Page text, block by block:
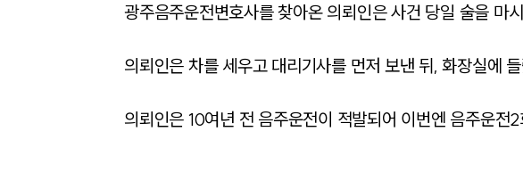
광주음주운전변호사를 찾아온 의뢰인은 사건 당일 술을 마
의뢰인은 차를 세우고 대리기사를 먼저 보낸 뒤, 화장실에
의뢰인은 10여년 전 음주운전이 적발되어 이번엔 음주운